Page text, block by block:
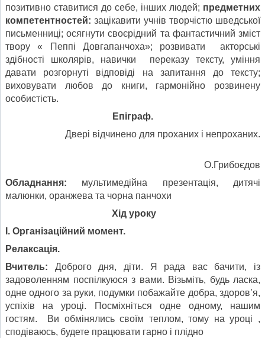
позитивно ставитися до себе, інших людей; предметних
компетентностей: зацікавити учнів творчістю шведської
письменниці; осягнути своєрідний та фантастичний зміст
твору « Пеппі Довгапанчоха»; розвивати акторські
здібності школярів, навички переказу тексту, уміння
давати розгорнуті відповіді на запитання до тексту;
виховувати любов до книги, гармонійно розвинену
особистість.
Епіграф.
Двері відчинено для проханих і непроханих.
О.Грибоєдов
Обладнання: мультимедійна презентація, дитячі
малюнки, оранжева та чорна панчохи
Хід уроку
І. Організаційний момент.
Релаксація.
Вчитель: Доброго дня, діти. Я рада вас бачити, із
задоволенням поспілкуюся з вами. Візьміть, будь ласка,
одне одного за руки, подумки побажайте добра, здоров’я,
успіхів на уроці. Посміхніться одне одному, нашим
гостям. Ви обмінялись своїм теплом, тому на уроці ,
сподіваюсь, будете працювати гарно і плідно